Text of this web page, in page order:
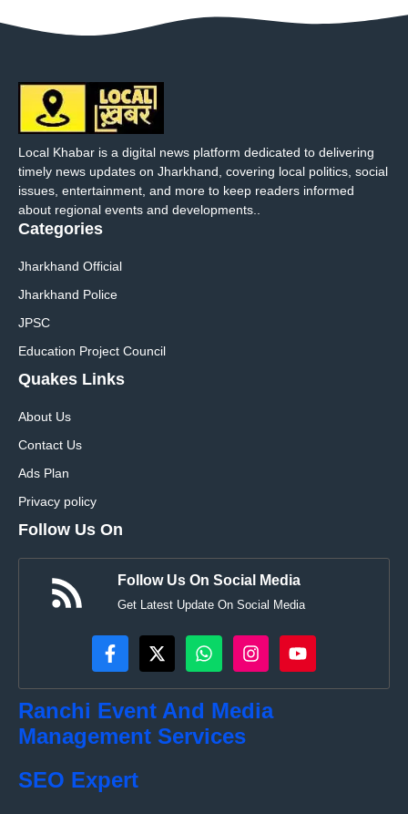
Local Khabar is a digital news platform dedicated to delivering
timely news updates on Jharkhand, covering local politics, social
issues, entertainment, and more to keep readers informed
about regional events and developments..
Categories
Jharkhand Official
Jharkhand Police
JPSC
Education Project Council
Quakes Links
About Us
Contact Us
Ads Plan
Privacy policy
Follow Us On
Follow Us On Social Media
Get Latest Update On Social Media
Ranchi Event And Media
Management Services
SEO Expert